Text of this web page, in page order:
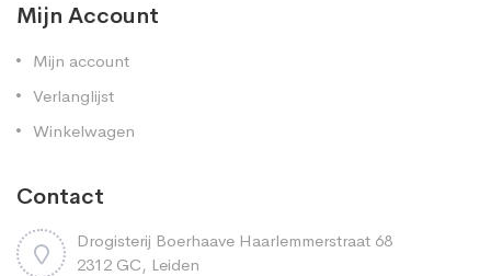
Mijn Account
Mijn account
Verlanglijst
Winkelwagen
Contact
Drogisterij Boerhaave Haarlemmerstraat 68
2312 GC, Leiden